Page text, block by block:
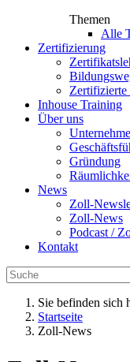
Themen
Alle
Zertifizierung
Inhouse Training
Über uns
Gründung
News
Zoll-
Zoll-News
Podcast /
Kontakt
Sie befinden sich
Startseite
Zoll-News